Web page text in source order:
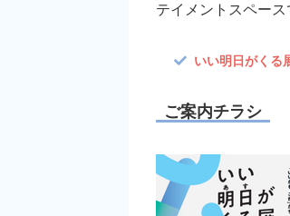
テイメントスペース
いい明日がくる
ご案内チラシ